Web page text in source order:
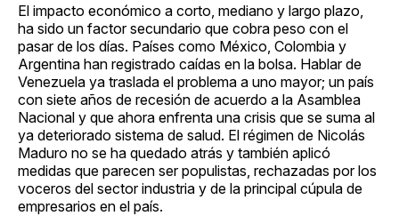
El impacto económico a corto, mediano y largo plazo,
ha sido un factor secundario que cobra peso con el
pasar de los días. Países como México, Colombia y
Argentina han registrado caídas en la bolsa. Hablar de
Venezuela ya traslada el problema a uno mayor; un país
con siete años de recesión de acuerdo a la Asamblea
Nacional y que ahora enfrenta una crisis que se suma al
ya deteriorado sistema de salud. El régimen de Nicolás
Maduro no se ha quedado atrás y también aplicó
medidas que parecen ser populistas, rechazadas por los
voceros del sector industria y de la principal cúpula de
empresarios en el país.